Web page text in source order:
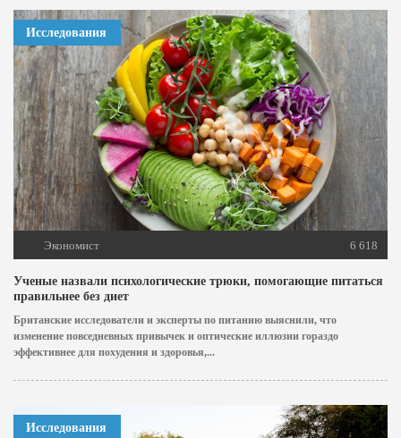
Исследования
Экономист 6 618
Ученые назвали психологические трюки, помогающие питаться
правильнее без диет
Британские исследователи и эксперты по питанию выяснили, что
изменение повседневных привычек и оптические иллюзии гораздо
эффективнее для похудения и здоровья,...
Исследования